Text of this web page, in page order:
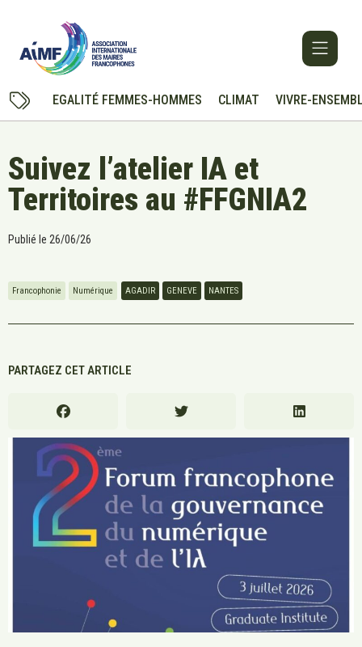
EGALITÉ FEMMES-HOMMES CLIMAT VIVRE-
Suivez l’atelier IA et
Territoires au #FFGNIA2
Publié le 26/06/26
Francophonie Numérique AGADIR GENEVE NANTES
PARTAGEZ CET ARTICLE